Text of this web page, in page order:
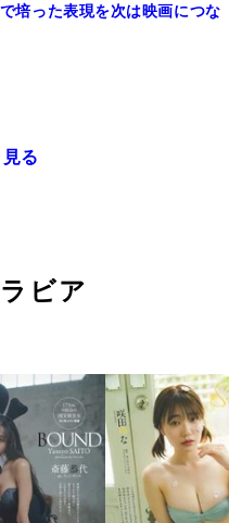
培った表現を次は映画につな
る
ビア